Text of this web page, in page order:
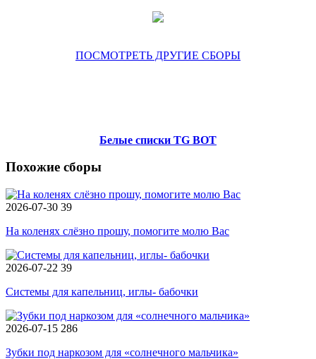
ПОСМОТРЕТЬ ДРУГИЕ СБОРЫ
Белые списки TG BOT
Похожие сборы
2026-07-30 39
На коленях слёзно прошу, помогите молю Вас
2026-07-22 39
Системы для капельниц, иглы- бабочки
2026-07-15 286
Зубки под наркозом для «солнечного мальчика»